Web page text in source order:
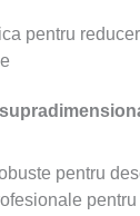
pentru
pentru